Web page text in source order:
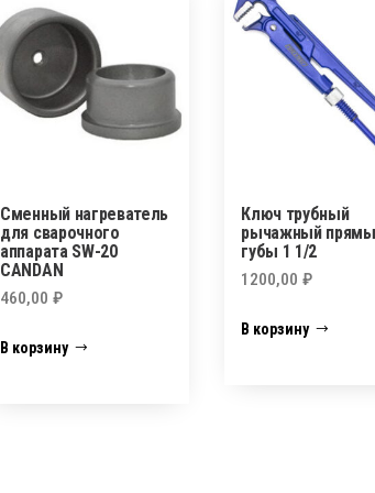
Сменный нагреватель
для сварочного
аппарата SW-20
CANDAN
460,00₽
В корзину
Ключ трубный
рычажный
губы 1 1/2
1200,00₽
В корзину